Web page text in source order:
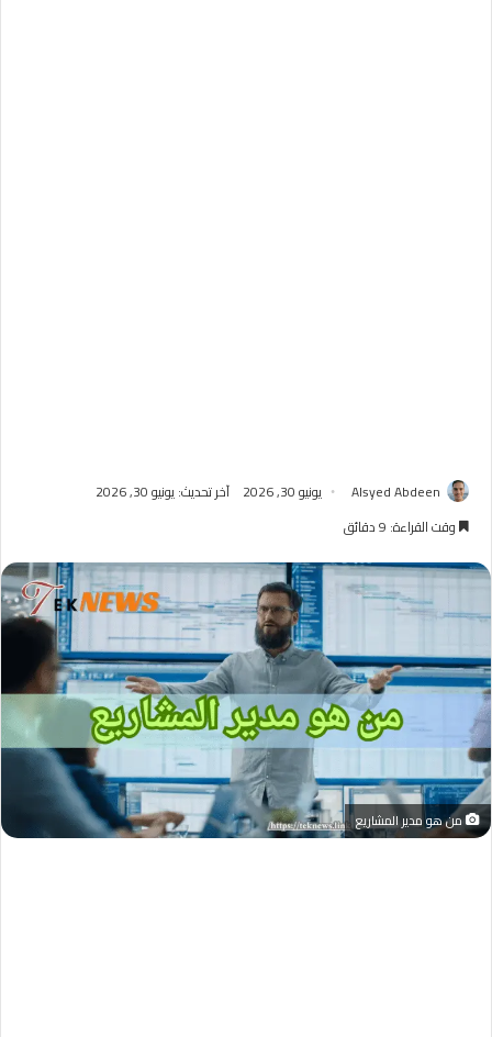
Alsyed Abdeen يونيو 30, 2026
آخر تحديث: يونيو 30, 2026
وقت القراءة: 9 دقائق
من هو مدير المشاريع